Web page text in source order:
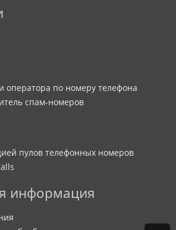
оператора по номеру телефона
спам-номеров
пулов телефонных номеров
информация